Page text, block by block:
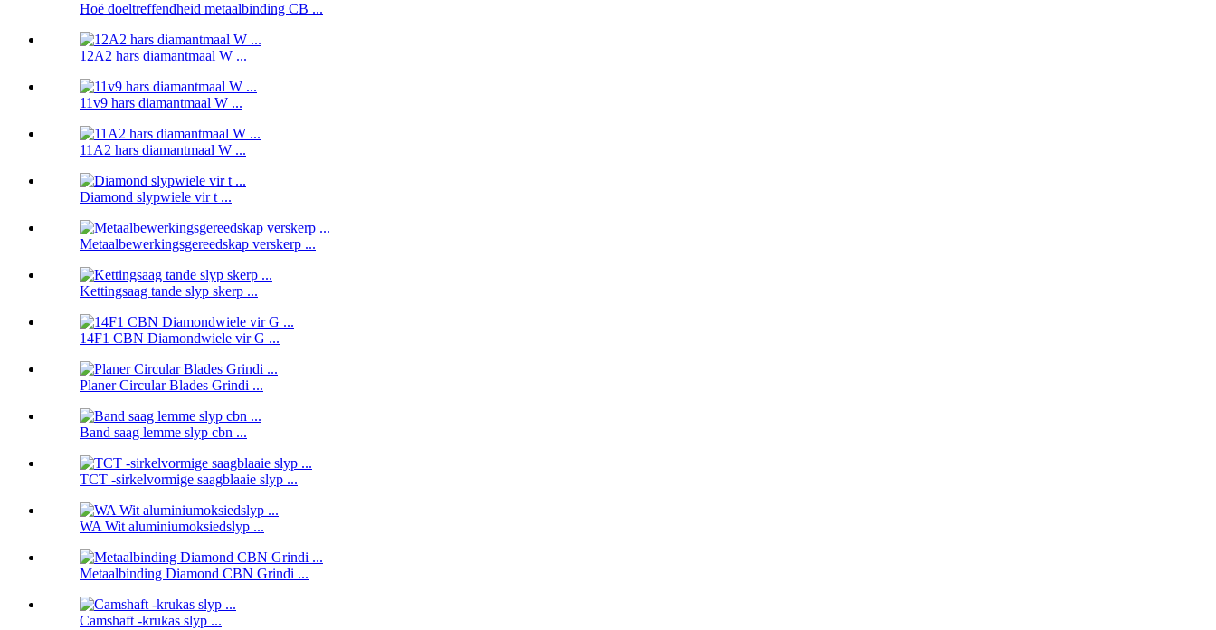
Hoë doeltreffendheid metaalbinding CB ...
12A2 hars diamantmaal W ...
11v9 hars diamantmaal W ...
11A2 hars diamantmaal W ...
Diamond slypwiele vir t ...
Metaalbewerkingsgereedskap verskerp ...
Kettingsaag tande slyp skerp ...
14F1 CBN Diamondwiele vir G ...
Planer Circular Blades Grindi ...
Band saag lemme slyp cbn ...
TCT -sirkelvormige saagblaaie slyp ...
WA Wit aluminiumoksiedslyp ...
Metaalbinding Diamond CBN Grindi ...
Camshaft -krukas slyp ...